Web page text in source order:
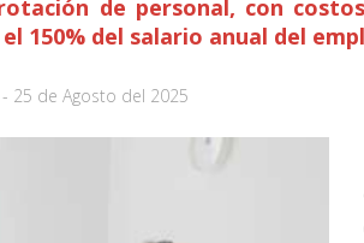
de personal, con
150% del salario anual del
- 25 de Agosto del 2025